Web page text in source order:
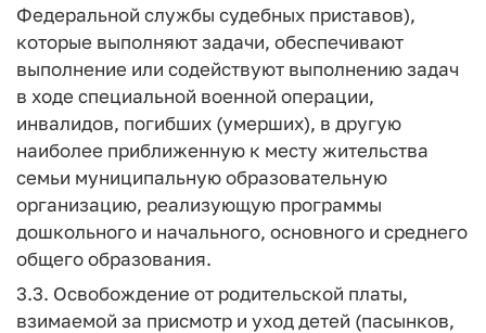
Федеральной службы судебных приставов),
которые выполняют задачи, обеспечивают
выполнение или содействуют выполнению задач
в ходе специальной военной операции,
инвалидов, погибших (умерших), в другую
наиболее приближенную к месту жительства
семьи муниципальную образовательную
организацию, реализующую программы
дошкольного и начального, основного и среднего
общего образования.
3.3. Освобождение от родительской платы,
взимаемой за присмотр и уход детей (пасынков,